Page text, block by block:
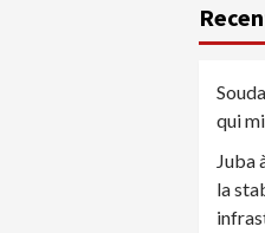
qui
Juba
la